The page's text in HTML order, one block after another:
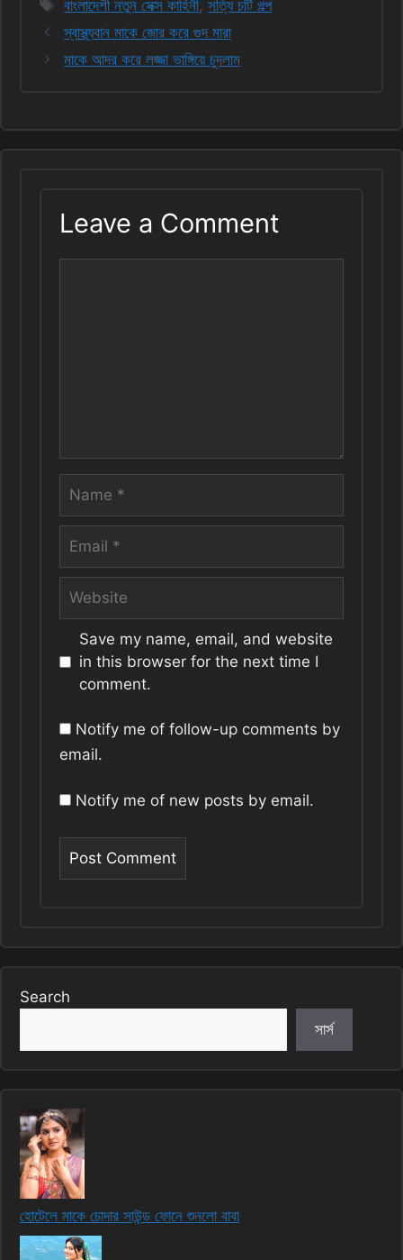
বাংলাদেশী নতুন সেক্স কাহিনী,সত্যি চটি গল্প
স্বাস্থ্যবান মাকে জোর করে গুদ মারা
মাকে আদর করে লজ্জা ভাঙ্গিয়ে চুদলাম
Leave a Comment
Save my name, email, and website
in this browser for the next time I
comment.
Notify me of follow-up comments by
email.
Notify me of new posts by email.
Search
সার্স
হোটেলে মাকে চোদার সাউন্ড ফোনে শুনলো বাবা